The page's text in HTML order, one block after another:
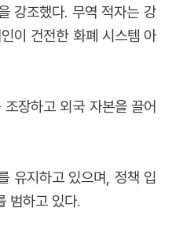
강조했다. 무역 적자는 강
이 건전한 화폐 시스템 아
장하고 외국 자본을 끌어
유지하고 있으며, 정책 입
범하고 있다.